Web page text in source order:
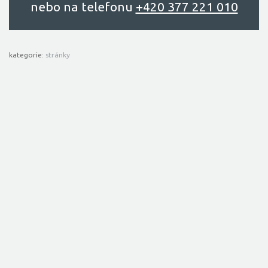
nebo na telefonu +420 377 221 010
kategorie: stránky